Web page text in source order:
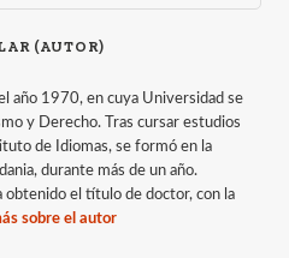
(AUTOR)
año 1970, en cuya Universidad se
y Derecho. Tras cursar estudios
de Idiomas, se formó en la
durante más de un año.
obtenido el título de doctor, con la
sobre el autor